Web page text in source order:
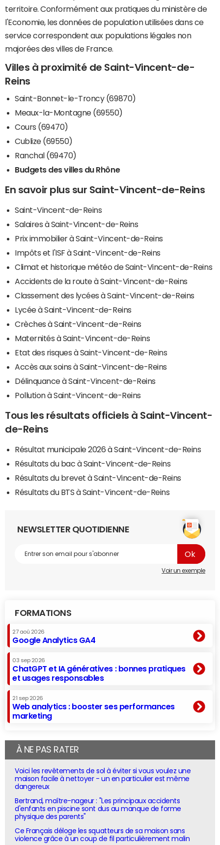
territoire. Conformément aux pratiques du ministère de
l'Economie, les données de population utilisées dans ce
service correspondent aux populations légales non
majorées des villes de France.
Villes à proximité de Saint-Vincent-de-
Reins
Saint-Bonnet-le-Troncy (69870)
Meaux-la-Montagne (69550)
Cours (69470)
Cublize (69550)
Ranchal (69470)
Budgets des villes du Rhône
En savoir plus sur Saint-Vincent-de-Reins
Saint-Vincent-de-Reins
Salaires à Saint-Vincent-de-Reins
Prix immobilier à Saint-Vincent-de-Reins
Impôts et l'ISF à Saint-Vincent-de-Reins
Climat et historique météo de Saint-Vincent-de-Reins
Accidents de la route à Saint-Vincent-de-Reins
Classement des lycées à Saint-Vincent-de-Reins
Lycée à Saint-Vincent-de-Reins
Crèches à Saint-Vincent-de-Reins
Maternités à Saint-Vincent-de-Reins
Etat des risques à Saint-Vincent-de-Reins
Accès aux soins à Saint-Vincent-de-Reins
Délinquance à Saint-Vincent-de-Reins
Pollution à Saint-Vincent-de-Reins
Tous les résultats officiels à Saint-Vincent-
de-Reins
Résultat municipale 2026 à Saint-Vincent-de-Reins
Résultats du bac à Saint-Vincent-de-Reins
Résultats du brevet à Saint-Vincent-de-Reins
Résultats du BTS à Saint-Vincent-de-Reins
NEWSLETTER QUOTIDIENNE
Voir un exemple
FORMATIONS
27 aoû 2026
Google Analytics GA4
03 sep 2026
ChatGPT et IA génératives : bonnes pratiques
et usages responsables
21 sep 2026
Web analytics : booster ses performances
marketing
À NE PAS RATER
Voici les revêtements de sol à éviter si vous voulez une
maison facile à nettoyer - un en particulier est même
dangereux
Bertrand, maître-nageur : "Les principaux accidents
d'enfants en piscine sont dus au manque de forme
physique des parents"
Ce Français déloge les squatteurs de sa maison sans
violence grâce à un coup de fil particulièrement malin